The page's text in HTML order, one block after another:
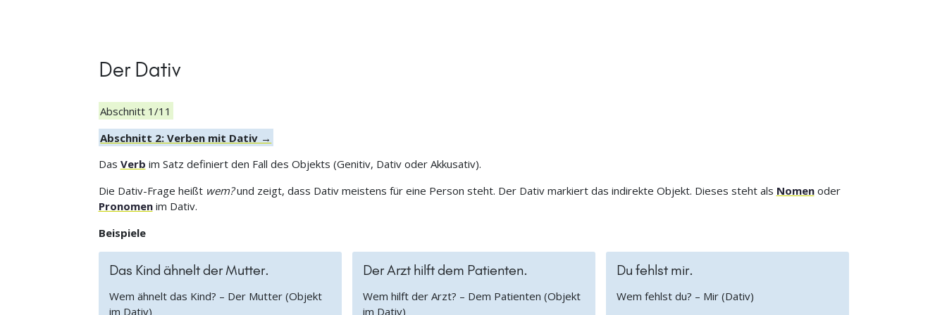
Der Dativ
Abschnitt 1/11
Abschnitt 2: Verben mit Dativ →
Das Verb im Satz definiert den Fall des Objekts (Genitiv, Dativ oder Akkusativ).
Die Dativ-Frage heißt wem?und zeigt, dass Dativ meistens für eine Person steht. Der Dativ markiert das indirekte Objekt. Dieses steht als Nomenoder
Pronomenim Dativ.
Beispiele
Das Kind ähnelt der Mutter.
Wem ähnelt das Kind? – Der Mutter (Objekt
im Dativ)
Der Arzt hilft dem Patienten.
Wem hilft der Arzt? – Dem Patienten (Objekt
im Dativ)
Du fehlst mir.
Wem fehlst du? – Mir (Dativ)